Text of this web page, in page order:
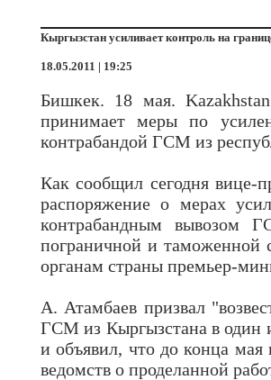
Кыргызстан усиливает контроль на
18.05.2011 | 19:25
Бишкек. 18 мая.
принимает меры по
контрабандой ГСМ из
Как сообщил сегодня
распоряжение о мерах
контрабандным вывозом
пограничной и таможенной
органам страны премьер-
А. Атамбаев призвал
ГСМ из Кыргызстана в один
и объявил, что до конца мая
ведомств о проделанной